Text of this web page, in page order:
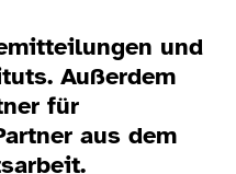
und
Außerdem
für
aus dem